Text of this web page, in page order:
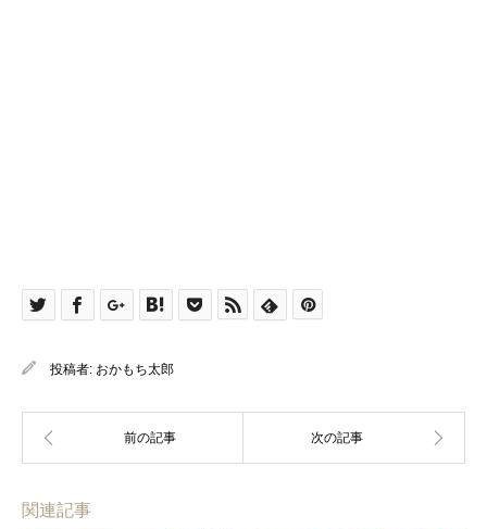
投稿者: おかもち太郎
関連記事